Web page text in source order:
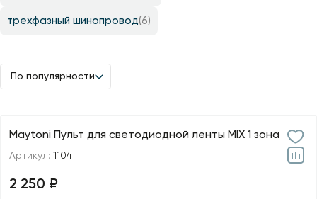
трехфазный шинопровод(6)
По популярности
Maytoni Пульт для светодиодной ленты MIX 1 зона
Артикул: 1104
2 250 ₽